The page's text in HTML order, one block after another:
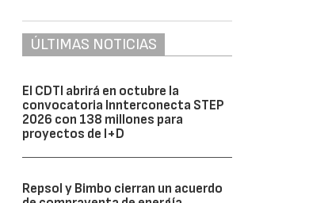
ÚLTIMAS NOTICIAS
El CDTI abrirá en octubre la
convocatoria Innterconecta STEP
2026 con 138 millones para
proyectos de I+D
Repsol y Bimbo cierran un acuerdo